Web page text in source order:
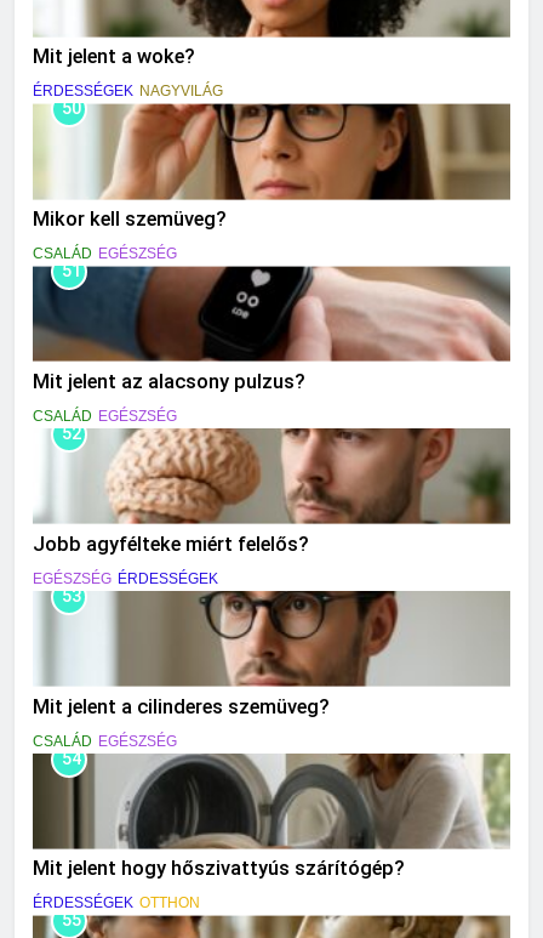
Mit jelent a woke?
ÉRDESSÉGEK NAGYVILÁG
50
Mikor kell szemüveg?
CSALÁD EGÉSZSÉG
51
Mit jelent az alacsony pulzus?
CSALÁD EGÉSZSÉG
52
Jobb agyfélteke miért felelős?
EGÉSZSÉG ÉRDESSÉGEK
53
Mit jelent a cilinderes szemüveg?
CSALÁD EGÉSZSÉG
54
Mit jelent hogy hőszivattyús szárítógép?
ÉRDESSÉGEK OTTHON
55